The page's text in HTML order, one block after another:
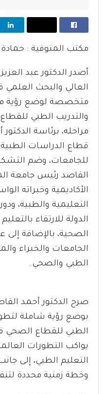
مكتب المنوفية :
أصدر الدكتور عبد
العالي والبحث العلمي
متخصصة لوضع رؤية
والتدريب الطبي
مراحله، برئاسة
قطاع الدراسات
للجامعات، وضم
القاصد رئيس جامعة
الأكاديمية وخبراته
التعليمية والطبية،
الدولة للارتقاء
الصحية، بالإضافة
الجامعات والخبراء
الطبي والصحي.
صرح الدكتور أحمد
بوضع رؤية شاملة
الطبي للقطاع الصحي
يواكب التطورات
التعليم الطبي، إلى
وخطة زمنية محددة